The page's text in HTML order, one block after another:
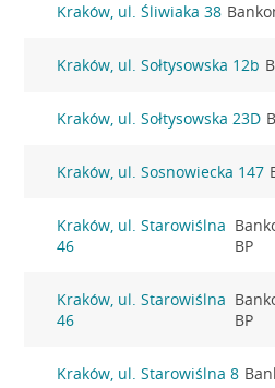
Kraków, ul. Śliwiaka 38
Kraków, ul. Sołtysowska 12b
Kraków, ul. Sołtysowska 23D
Kraków, ul. Sosnowiecka 147
Kraków, ul. Starowiślna
46
BP
Kraków, ul. Starowiślna
46
BP
Kraków, ul. Starowiślna 8